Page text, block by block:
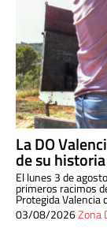
La DO
de su historia
El lunes 3 de
primeros racimos
Protegida Valencia
03/08/2026Zona